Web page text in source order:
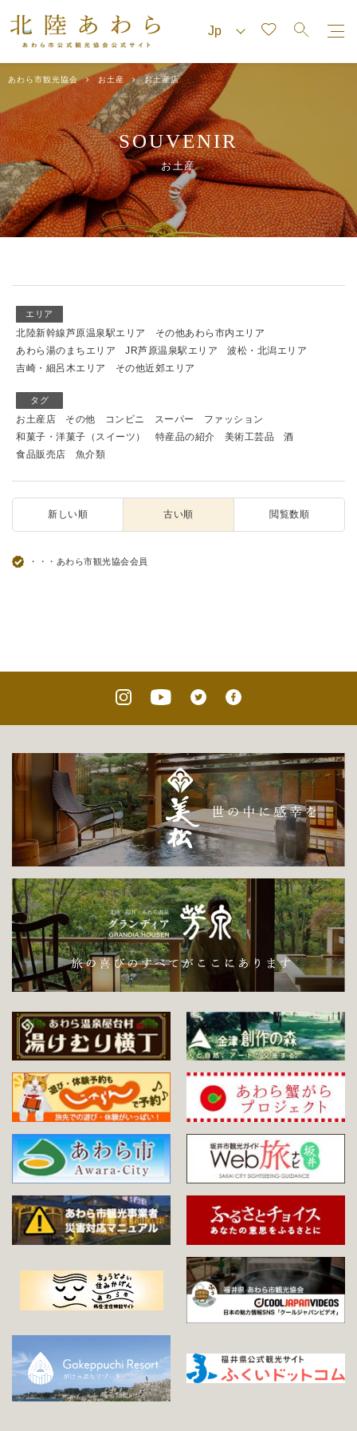
あわら市観光協会 お土産 お土産店
SOUVENIR
お土産
エリア
北陸新幹線芦原温泉駅エリア
その他あわら市内エリア
あわら湯のまちエリア
JR芦原温泉駅エリア
波松・北潟エリア
吉崎・細呂木エリア
その他近郊エリア
タグ
お土産店 その他 コンビニ スーパー
ファッション
和菓子・洋菓子（スイーツ）
特産品の紹介 美術工芸品
酒
食品販売店
魚介類
新しい順 古い順 閲覧数順
・・・あわら市観光協会会員